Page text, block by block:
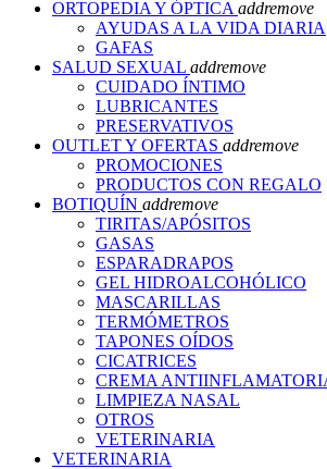
ORTOPEDIA Y ÓPTICA addremove
AYUDAS A LA VIDA DIARIA
GAFAS
SALUD SEXUAL addremove
CUIDADO ÍNTIMO
LUBRICANTES
PRESERVATIVOS
OUTLET Y OFERTAS addremove
PROMOCIONES
PRODUCTOS CON REGALO
BOTIQUÍN addremove
TIRITAS/APÓSITOS
GASAS
ESPARADRAPOS
GEL HIDROALCOHÓLICO
MASCARILLAS
TERMÓMETROS
TAPONES OÍDOS
CICATRICES
CREMA
LIMPIEZA NASAL
OTROS
VETERINARIA
VETERINARIA